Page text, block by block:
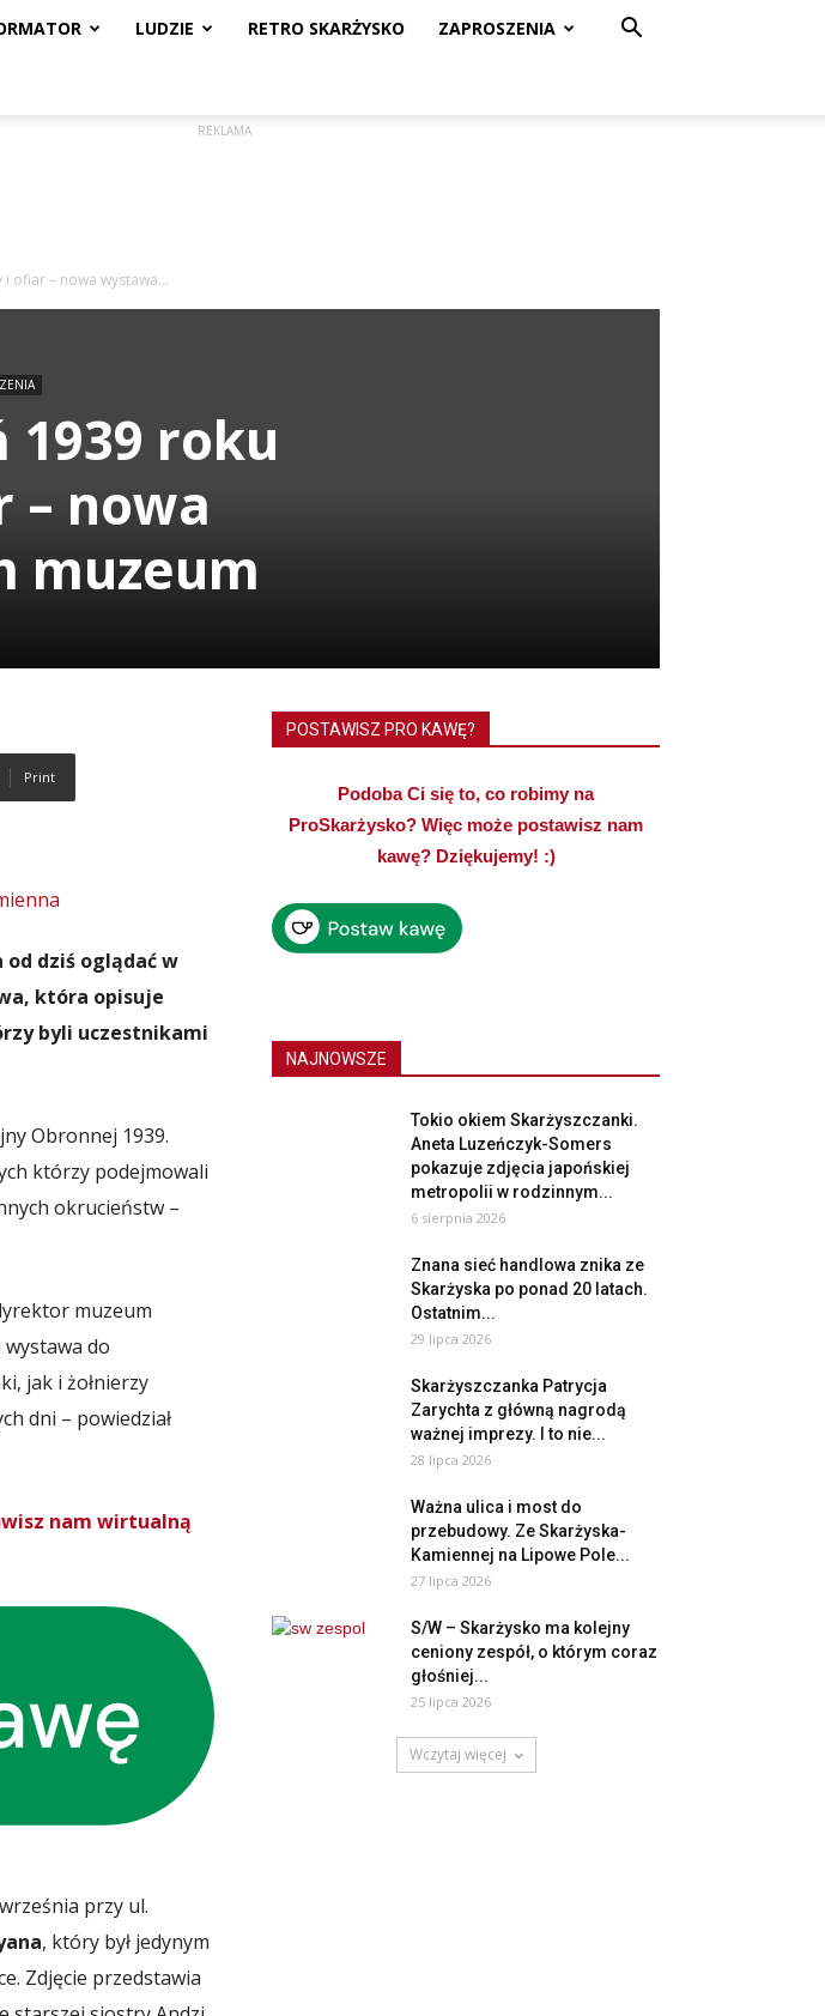
LUDZIE RETRO SKARŻYSKO ZAPROSZENIA
REKLAMA
i ofiar – nowa wystawa...
1939 roku
– nowa
muzeum
Print
od dziś oglądać w
która opisuje
byli uczestnikami
Obronnej 1939.
którzy podejmowali
okrucieństw –
muzeum
wystawa do
jak i żołnierzy
dni – powiedział
nam wirtualną
przy ul.
, który był jedynym
Zdjęcie przedstawia
POSTAWISZ PRO KAWĘ?
Podoba Ci się to, co robimy na
ProSkarżysko? Więc może postawisz nam
kawę? Dziękujemy! :)
NAJNOWSZE
Tokio okiem Skarżyszczanki.
Aneta Luzeńczyk-Somers
pokazuje zdjęcia japońskiej
metropolii w rodzinnym...
6 sierpnia 2026
Znana sieć handlowa znika ze
Skarżyska po ponad 20 latach.
Ostatnim...
29 lipca 2026
Skarżyszczanka Patrycja
Zarychta z główną nagrodą
ważnej imprezy. I to nie...
28 lipca 2026
Ważna ulica i most do
przebudowy. Ze Skarżyska-
Kamiennej na Lipowe Pole...
27 lipca 2026
S/W – Skarżysko ma kolejny
ceniony zespół, o którym coraz
głośniej...
25 lipca 2026
Wczytaj więcej